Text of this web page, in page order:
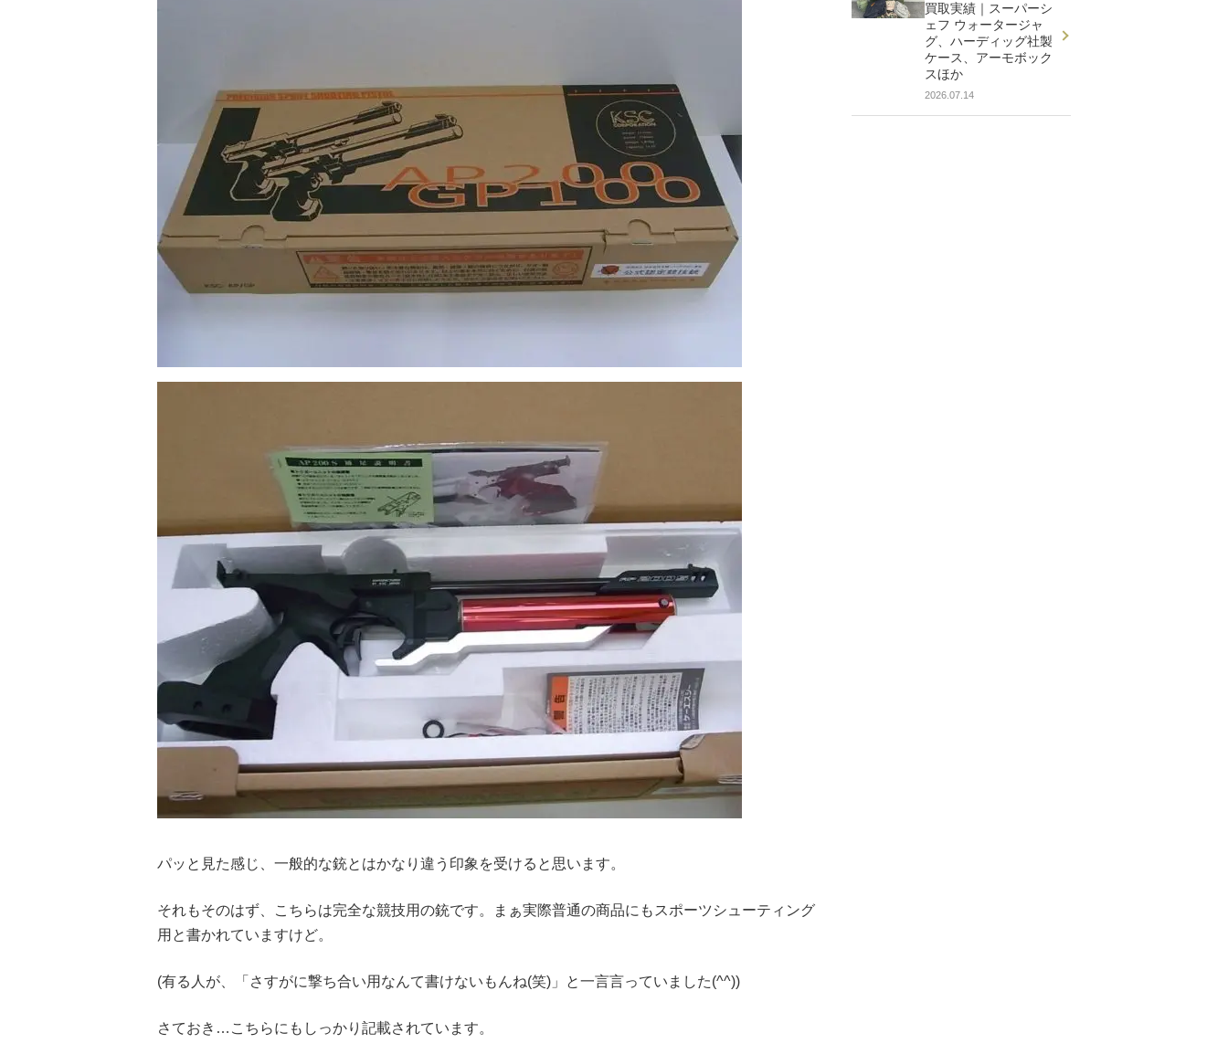
パッと見た感じ、一般的な銃とはかなり違う印象を受けると思います。
それもそのはず、こちらは完全な競技用の銃です。まぁ実際普通の商品にもスポーツシューティング
用と書かれていますけど。
(有る人が、「さすがに撃ち合い用なんて書けないもんね(笑)」と一言言っていました(^^))
さておき…こちらにもしっかり記載されています。
買取実績｜スーパーシ
ェフ ウォータージャ
グ、ハーディッグ社製
ケース、アーモボック
スほか
2026.07.14